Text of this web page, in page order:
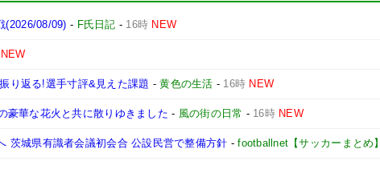
(2026/08/09) - F氏日記 - 16時 NEW
NEW
り返る!選手寸評&見えた課題 -黄色の生活 - 16時 NEW
豪華な花火と共に散りゆきました - 風の街の日常 - 16時 NEW
茨城県有識者会議初会合 公設民営で整備方針 -footballnet【サッカーまとめ】